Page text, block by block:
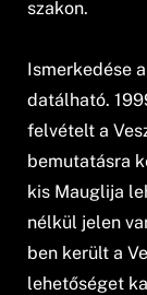
szakon.
Ismerkedése
datálható.
felvételt a
bemutatásra
kis Mauglija
nélkül jelen
ben került a
lehetőséget